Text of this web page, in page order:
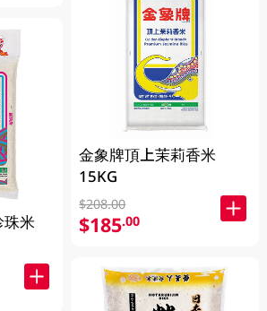
米
金象牌頂上茉莉香米
15KG
$208.00
$185.00